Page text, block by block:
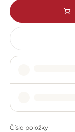
Číslo položky